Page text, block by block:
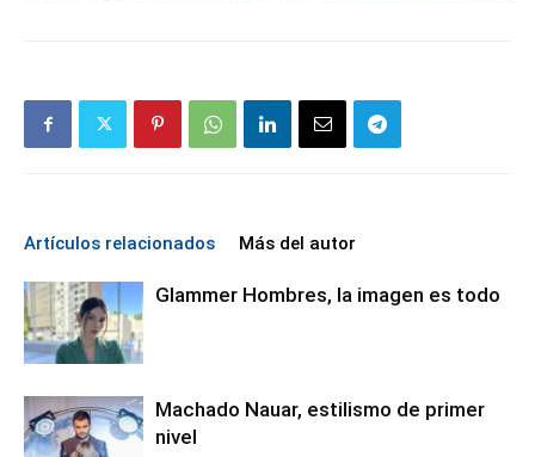
Artículos relacionados Más del autor
Glammer Hombres, la imagen es todo
Machado Nauar, estilismo de primer
nivel